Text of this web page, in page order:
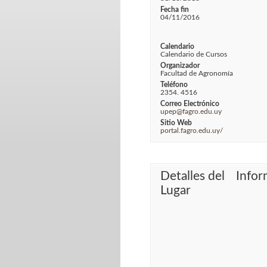
Fecha fin
04/11/2016
Calendario
Calendario de Cursos
Organizador
Facultad de Agronomía
Teléfono
2354. 4516
Correo Electrónico
upep@fagro.edu.uy
Sitio Web
portal.fagro.edu.uy/
Detalles del
Lugar